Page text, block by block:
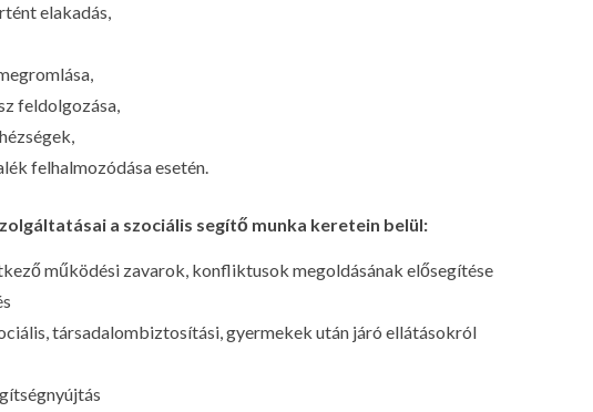
elakadás,
feldolgozása,
felhalmozódása esetén.
a szociális segítő munka keretein belül:
működési zavarok, konfliktusok megoldásának elősegítése
társadalombiztosítási, gyermekek után járó ellátásokról